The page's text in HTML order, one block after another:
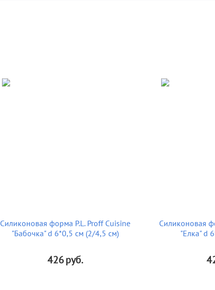
Силиконовая форма P.L. Proff Cuisine
"Бабочка" d 6*0,5 см (2/4,5 см)
426руб.
Силиконовая
"Елка" d